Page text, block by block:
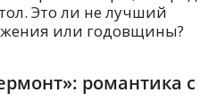
Это ли не лучший
или годовщины?
романтика с